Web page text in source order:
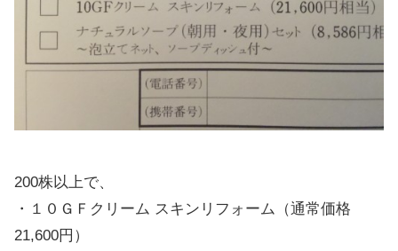
200株以上で、
・１０ＧＦクリーム スキンリフォーム（通常価格
21,600円）